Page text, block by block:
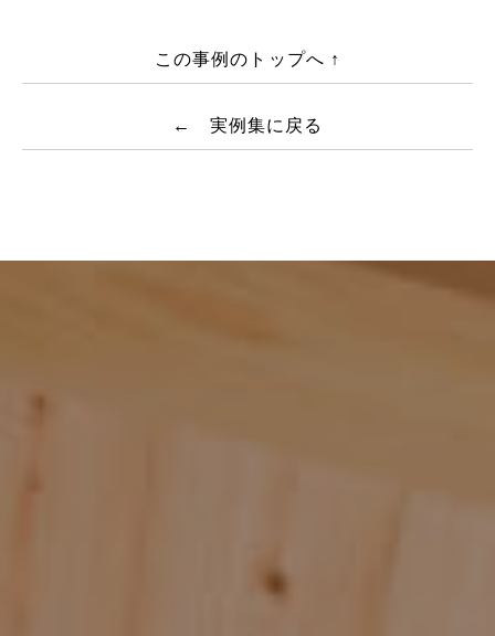
この事例のトップへ ↑
← 実例集に戻る